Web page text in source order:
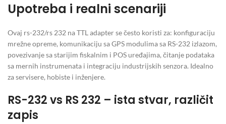
Upotreba i realni scenariji
Ovaj rs-232/rs 232 na TTL adapter se često koristi za: konfiguraciju
mrežne opreme, komunikaciju sa GPS modulima sa RS-232 izlazom,
povezivanje sa starijim fiskalnim i POS uređajima, čitanje podataka
sa mernih instrumenata i integraciju industrijskih senzora. Idealno
za servisere, hobiste i inženjere.
RS-232 vs RS 232 – ista stvar, različit
zapis